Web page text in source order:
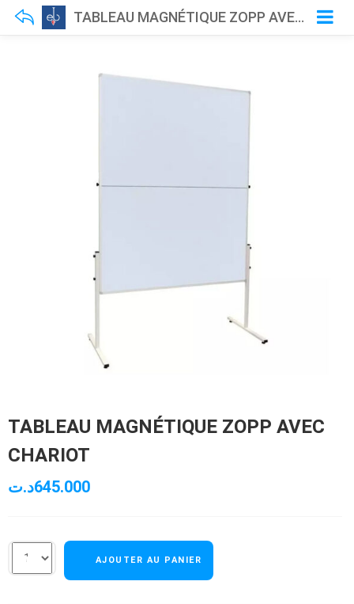
TABLEAU MAGNÉTIQUE ZOPP AVEC CHARIOT
TABLEAU MAGNÉTIQUE ZOPP AVEC
CHARIOT
645.000د.ت
AJOUTER AU PANIER